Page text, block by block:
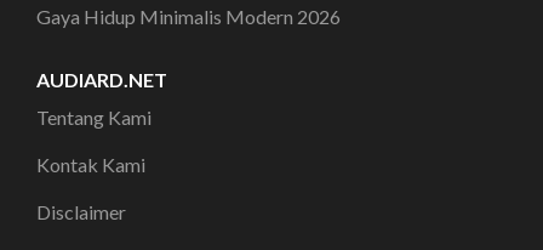
Gaya Hidup Minimalis Modern 2026
AUDIARD.NET
Tentang Kami
Kontak Kami
Disclaimer